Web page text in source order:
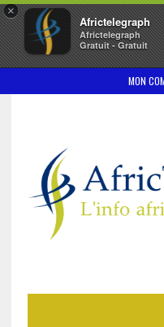
×
Africtelegraph
Africtelegraph
Gratuit - Gratuit
MON